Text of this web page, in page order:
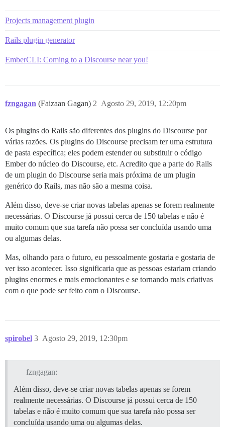
Projects management plugin
Rails plugin generator
EmberCLI: Coming to a Discourse near you!
fzngagan (Faizaan Gagan) Agosto 29, 2019, 12:20pm
2
Os plugins do Rails são diferentes dos plugins do Discourse por
várias razões. Os plugins do Discourse precisam ter uma estrutura
de pasta específica; eles podem estender ou substituir o código
Ember do núcleo do Discourse, etc. Acredito que a parte do Rails
de um plugin do Discourse seria mais próxima de um plugin
genérico do Rails, mas não são a mesma coisa.
Além disso, deve-se criar novas tabelas apenas se forem realmente
necessárias. O Discourse já possui cerca de 150 tabelas e não é
muito comum que sua tarefa não possa ser concluída usando uma
ou algumas delas.
Mas, olhando para o futuro, eu pessoalmente gostaria e gostaria de
ver isso acontecer. Isso significaria que as pessoas estariam criando
plugins enormes e mais emocionantes e se tornando mais criativas
com o que pode ser feito com o Discourse.
spirobel Agosto 29, 2019, 12:30pm
3
fzngagan:
Além disso, deve-se criar novas tabelas apenas se forem
realmente necessárias. O Discourse já possui cerca de 150
tabelas e não é muito comum que sua tarefa não possa ser
concluída usando uma ou algumas delas.